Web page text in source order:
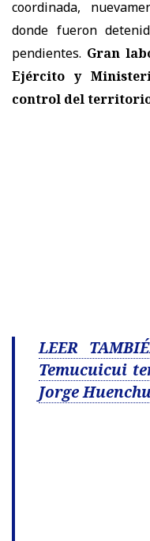
coordinada,
donde fueron
pendientes. Gran
Ejército y
control del
LEER
Temucuicui
Jorge